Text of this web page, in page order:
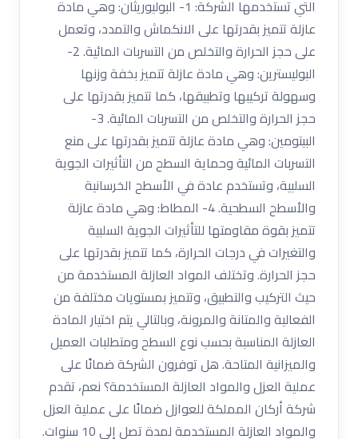
التي تستخدمها الشركة: 1- البوليوريثان: وهي مادة
عازلة تتميز بقدرتها على الانكماش والتمدد، وتعمل
على حجز الحرارة والتخلص من التسربات المائية. 2-
البوليسترين: وهي مادة عازلة تتميز بخفة وزنها
وسهولة تركيبها وتطبيقها، كما تتميز بقدرتها على
حجز الحرارة والتخلص من التسربات المائية. 3-
البيتومين: وهي مادة عازلة تتميز بقدرتها على منع
التسربات المائية وحماية السطح من التأثيرات الجوية
السلبية، وتستخدم عادة في الأسطح الخرسانية
والأسطح السطحية. 4- المطاط: وهي مادة عازلة
تتميز بقوة مقاومتها للتأثيرات الجوية السلبية
والتغيرات في درجات الحرارة، كما تتميز بقدرتها على
حجز الحرارة. وتختلف المواد العازلة المستخدمة من
حيث التركيب والتطبيق، وتتميز بمستويات مختلفة من
الفعالية والمتانة والمرونة، وبالتالي يتم اختيار المادة
العازلة المناسبة بحسب نوع السطح ومتطلبات العميل
والميزانية المتاحة. هل توفرون الشركة ضمانًا على
عملية العزل والمواد العازلة المستخدمة؟ نعم، تقدم
شركة أركان المملكة للعوازل ضمانًا على عملية العزل
والمواد العازلة المستخدمة لمدة تصل إلى 10 سنوات.